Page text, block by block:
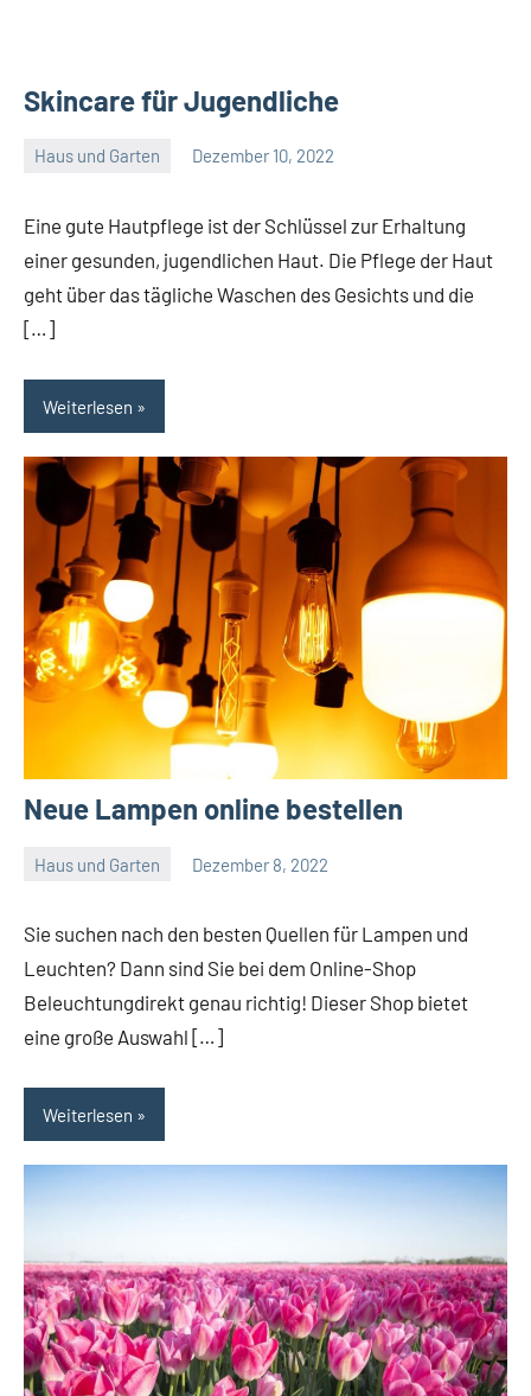
Skincare für Jugendliche
Haus und Garten Dezember 10, 2022
Eine gute Hautpflege ist der Schlüssel zur Erhaltung
einer gesunden, jugendlichen Haut. Die Pflege der Haut
geht über das tägliche Waschen des Gesichts und die
[…]
Weiterlesen
Neue Lampen online bestellen
Haus und Garten Dezember 8, 2022
Sie suchen nach den besten Quellen für Lampen und
Leuchten? Dann sind Sie bei dem Online-Shop
Beleuchtungdirekt genau richtig! Dieser Shop bietet
eine große Auswahl […]
Weiterlesen